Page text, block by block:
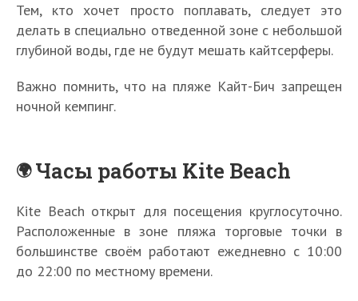
Тем, кто хочет просто поплавать, следует это
делать в специально отведенной зоне с небольшой
глубиной воды, где не будут мешать кайтсерферы.
Важно помнить, что на пляже Кайт-Бич запрещен
ночной кемпинг.
Часы работы Kite Beach
Kite Beach открыт для посещения круглосуточно.
Расположенные в зоне пляжа торговые точки в
большинстве своём работают ежедневно с 10:00
до 22:00 по местному времени.